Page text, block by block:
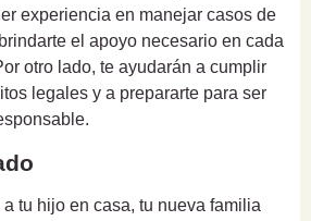
experiencia en manejar casos de
el apoyo necesario en cada
otro lado, te ayudarán a cumplir
legales y a prepararte para ser
tu hijo en casa, tu nueva familia